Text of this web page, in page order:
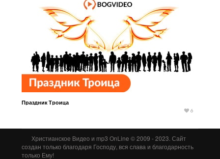
Праздник Троица
6
Христианское Видео и mp3 OnLine © 2009 - 2023. Сайт
создан только благодаря Господу, вся слава и благодарность
только Ему!